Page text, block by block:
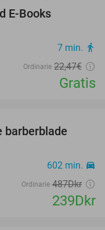
E-Books
7 min. directions_walk
Ordinarie 22,47€
Gratis
barberblade
602 min. directions_car
Ordinarie 487Dkr
239Dkr